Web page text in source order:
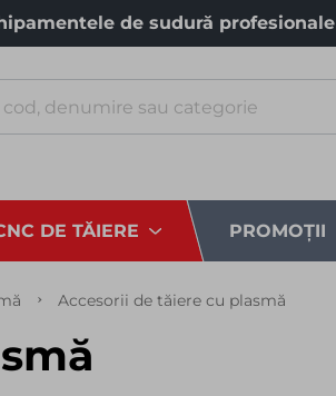
de sudură profesionale
DE TĂIERE PROMOȚII
Accesorii de tăiere cu plasmă